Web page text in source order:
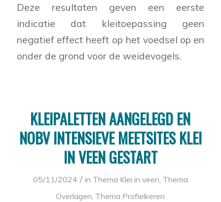
Deze resultaten geven een eerste
indicatie dat kleitoepassing geen
negatief effect heeft op het voedsel op en
onder de grond voor de weidevogels.
KLEIPALETTEN AANGELEGD EN
NOBV INTENSIEVE MEETSITES KLEI
IN VEEN GESTART
05/11/2024 / in Thema Klei in veen, Thema
Overlagen, Thema Profielkeren